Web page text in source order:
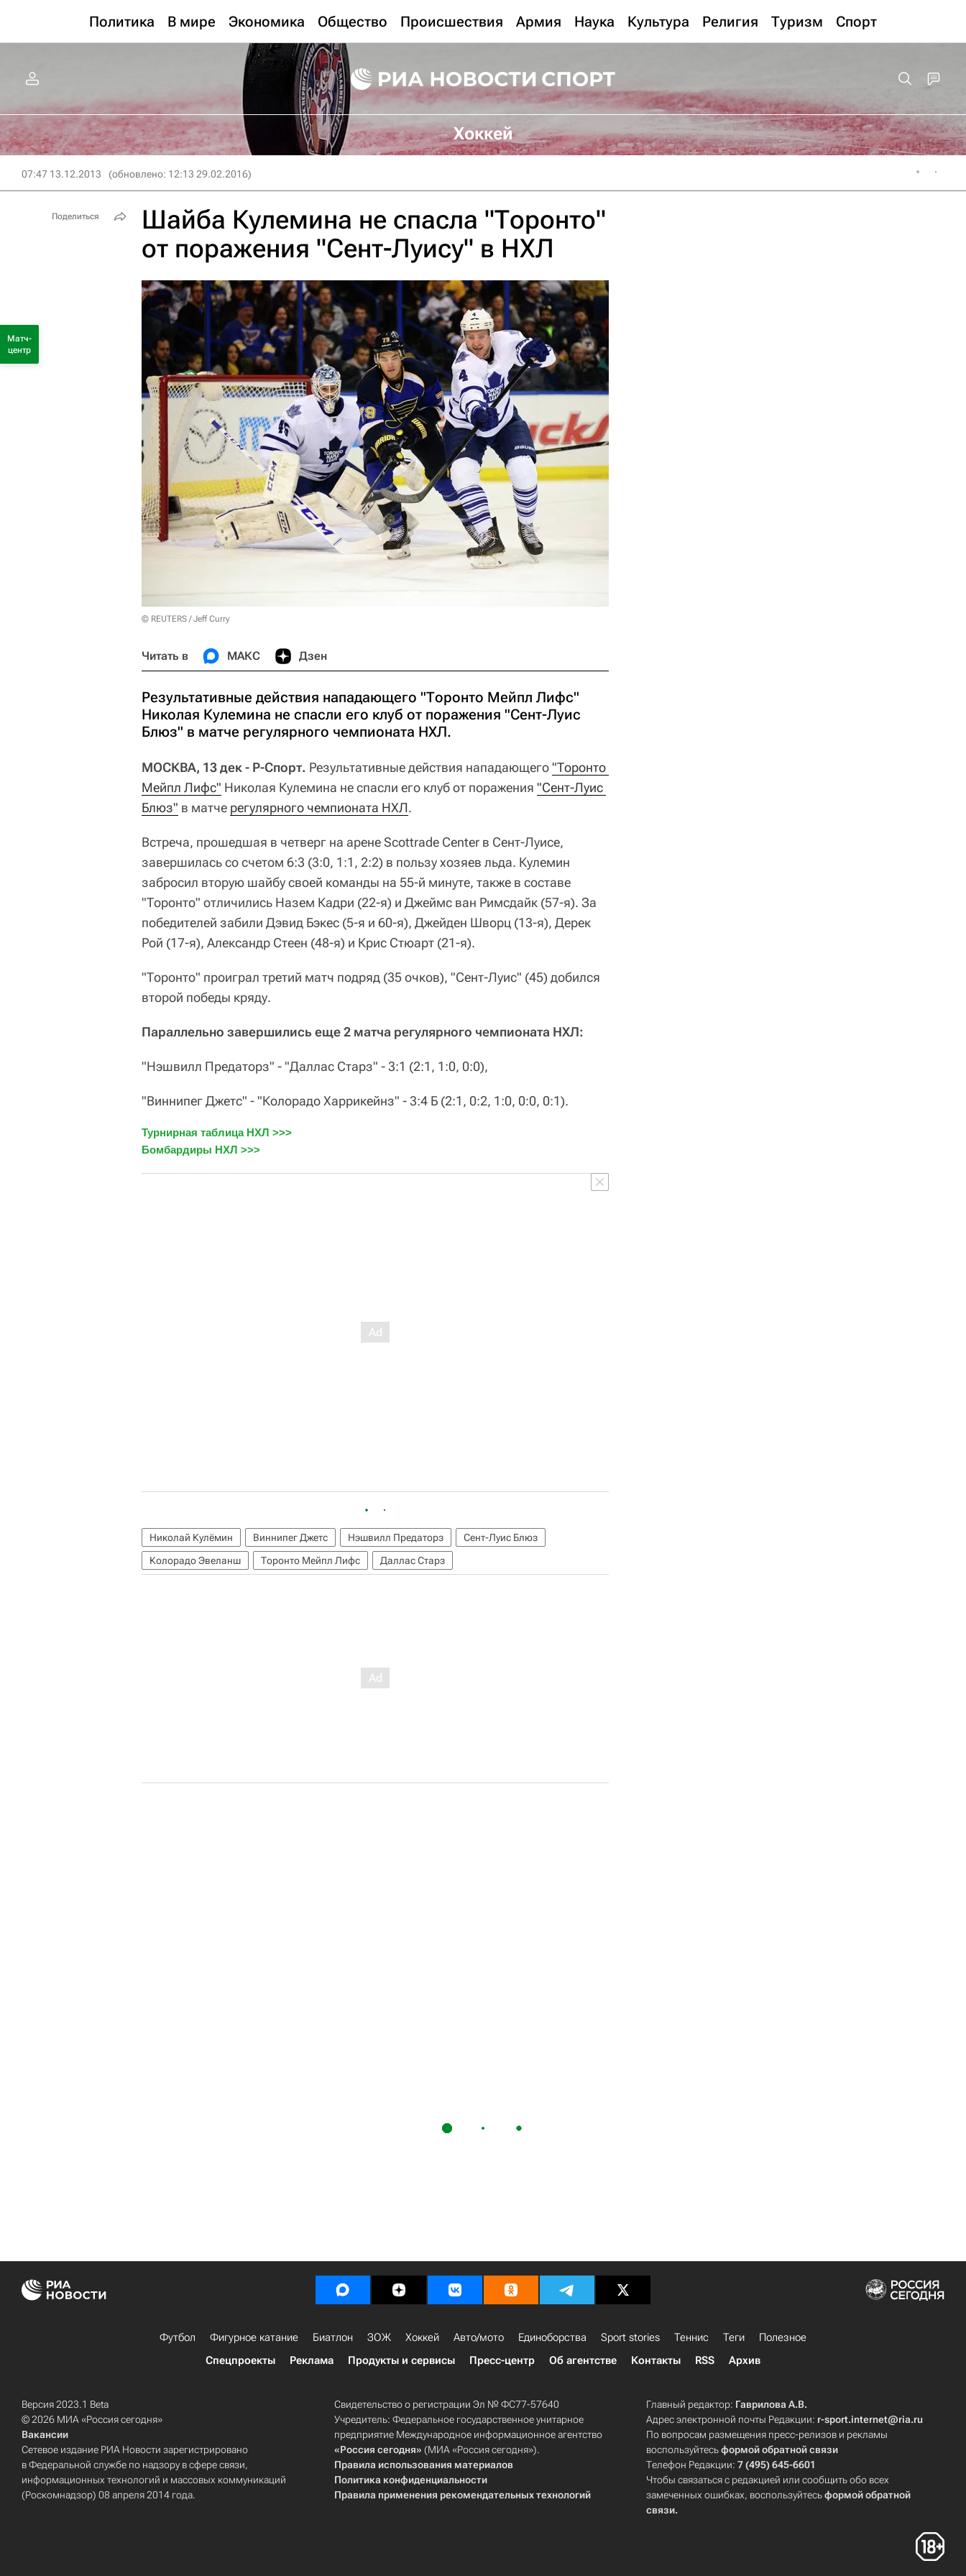
Политика В мире Экономика Общество Происшествия Армия Наука Культура Религия Туризм Спорт
Хоккей
07:47 13.12.2013 (обновлено: 12:13 29.02.2016)
Шайба Кулемина не спасла "Торонто"
от поражения "Сент-Луису" в НХЛ
© REUTERS / Jeff Curry
Читать в МАКС Дзен
Результативные действия нападающего "Торонто Мейпл Лифс"
Николая Кулемина не спасли его клуб от поражения "Сент-Луис
Блюз" в матче регулярного чемпионата НХЛ.
МОСКВА, 13 дек - Р-Спорт. Результативные действия нападающего"Торонто
Мейпл Лифс" Николая Кулемина не спасли его клуб от поражения "Сент-Луис
Блюз" в матче регулярного чемпионата НХЛ.
Встреча, прошедшая в четверг на арене Scottrade Center в Сент-Луисе,
завершилась со счетом 6:3 (3:0, 1:1, 2:2) в пользу хозяев льда. Кулемин
забросил вторую шайбу своей команды на 55-й минуте, также в составе
"Торонто" отличились Назем Кадри (22-я) и Джеймс ван Римсдайк (57-я). За
победителей забили Дэвид Бэкес (5-я и 60-я), Джейден Шворц (13-я), Дерек
Рой (17-я), Александр Стеен (48-я) и Крис Стюарт (21-я).
"Торонто" проиграл третий матч подряд (35 очков), "Сент-Луис" (45) добился
второй победы кряду.
Параллельно завершились еще 2 матча регулярного чемпионата НХЛ:
"Нэшвилл Предаторз" - "Даллас Старз" - 3:1 (2:1, 1:0, 0:0),
"Виннипег Джетс" - "Колорадо Харрикейнз" - 3:4 Б (2:1, 0:2, 1:0, 0:0, 0:1).
Турнирная таблица НХЛ >>>
Бомбардиры НХЛ >>>
Николай Кулёмин Виннипег Джетс Нэшвилл Предаторз
Сент-Луис Блюз
Колорадо Эвеланш
Торонто Мейпл Лифс Даллас Старз
Поделиться
Матч-
центр
Футбол Фигурное катание Биатлон ЗОЖ Хоккей Авто/мото Единоборства Sport stories Теннис Теги
Полезное
Спецпроекты
Реклама Продукты и сервисы Пресс-центр Об агентстве Контакты RSS Архив
Версия 2023.1 Beta
© 2026 МИА «Россия сегодня»
Вакансии
Сетевое издание РИА Новости зарегистрировано
в Федеральной службе по надзору в сфере связи,
информационных технологий и массовых коммуникаций
(Роскомнадзор) 08 апреля 2014 года.
Свидетельство о регистрации Эл № ФС77-57640
Учредитель: Федеральное государственное унитарное
предприятие Международное информационное агентство
«Россия сегодня» (МИА «Россия сегодня»).
Правила использования материалов
Политика конфиденциальности
Правила применения рекомендательных технологий
Главный редактор: Гаврилова А.В.
Адрес электронной почты Редакции: r-sport.internet@ria.ru
По вопросам размещения пресс-релизов и рекламы
воспользуйтесьформой обратной связи
Телефон Редакции:7 (495) 645-6601
Чтобы связаться с редакцией или сообщить обо всех
замеченных ошибках, воспользуйтесьформой обратной
связи.